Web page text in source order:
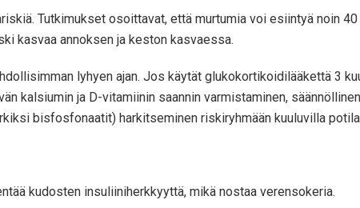
Tutkimukset osoittavat, että murtumia voi esiintyä noin
kasvaa annoksen ja keston kasvaessa.
lyhyen ajan. Jos käytät glukokortikoidilääkettä 3
kalsiumin ja D-vitamiinin saannin varmistaminen,
bisfosfonaatit) harkitseminen riskiryhmään kuuluvilla
kudosten insuliiniherkkyyttä, mikä nostaa verensokeria.